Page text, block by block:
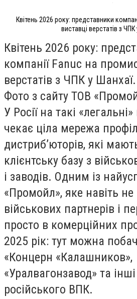
Квітень 2026 року: представники
виставці верстатів з ЧПК
Квітень 2026 року:
компанії Fanuc на
верстатів з ЧПК у Шанхаї.
Фото з сайту ТОВ
У Росії на такі
чекає ціла мережа
дистриб’юторів, які
клієнтську базу з
і заводів. Одним із
«Промойл», яке навіть не
військових партнерів і
просто в комерційних
2025 рік: тут можна
«Концерн «Калашников»,
«Уралвагонзавод» та
російського ВПК.